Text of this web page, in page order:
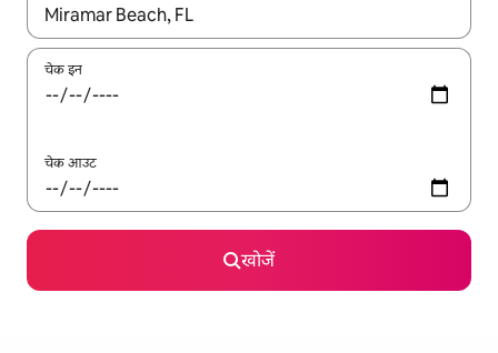
नतीजों के उपलब्ध होने पर, अप और डाउन 'ऐरो की' का इस्तेमाल करके नेविगेट
चेक इन
चेक आउट
खोजें